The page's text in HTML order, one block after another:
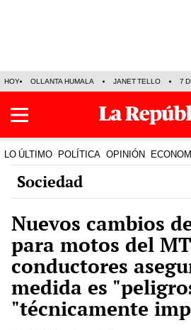
HOY OLLANTA HUMALA JANET TELLO 7
LO ÚLTIMO POLÍTICA OPINIÓN
Sociedad
Nuevos cambios
para motos del
conductores
medida es
"técnicamente